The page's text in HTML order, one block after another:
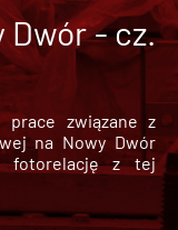
Dwór - cz.
prace związane z
na Nowy Dwór
fotorelację z tej